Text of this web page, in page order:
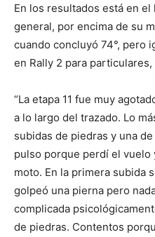
En los resultados está en el
general, por encima de su
cuando concluyó 74°, pero
en Rally 2 para particulares,
“La etapa 11 fue muy
a lo largo del trazado. Lo
subidas de piedras y una
pulso porque perdí el vuelo
moto. En la primera subida
golpeó una pierna pero
complicada
de piedras. Contentos